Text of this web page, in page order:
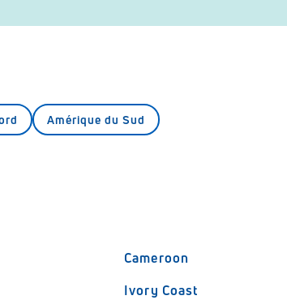
Amérique du Sud
Cameroon
Ivory Coast